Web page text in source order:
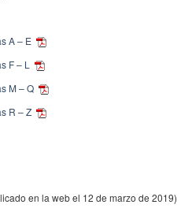
A – E
F – L
M – Q
R – Z
en la web el 12 de marzo de 2019)